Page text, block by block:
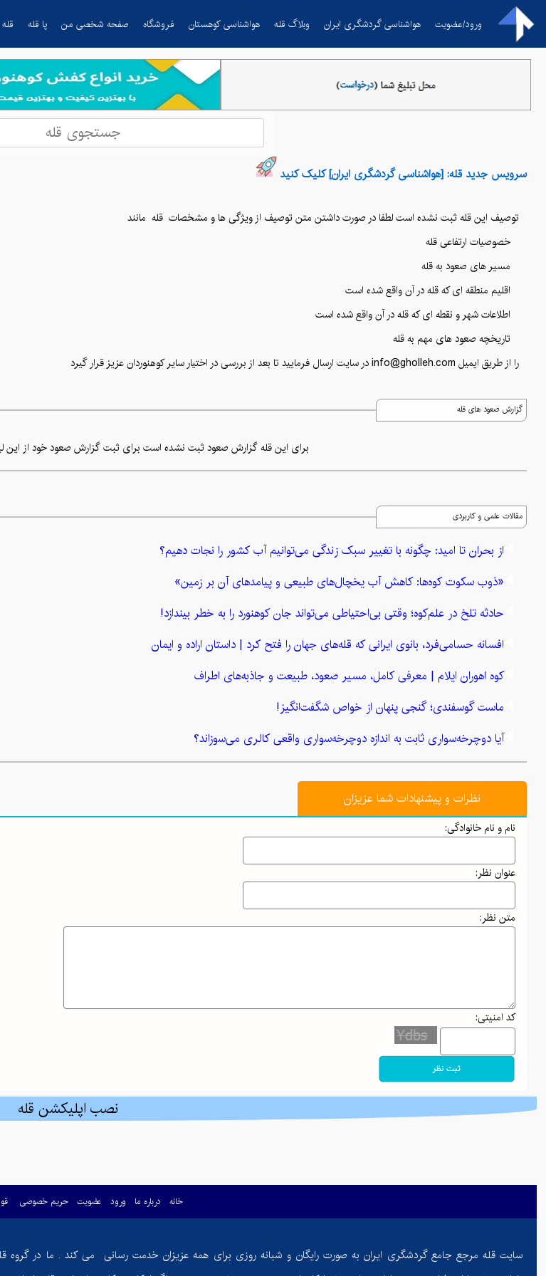
ورود/عضویت هواشناسی گردشگری ایران وبلاگ قله هواشناسی کوهستان فروشگاه صفحه شخصی من پا قله
سرویس جدید قله: [هواشناسی گردشگری ایران] کلیک کنید
توصیف این قله ثبت نشده است لطفا در صورت داشتن متن توصیف از ویژگی ها و مشخصات قله مانند
خصوصیات ارتفاعی قله
مسیر های صعود به قله
اقلیم منطقه ای که قله در آن واقع شده است
اطلاعات شهر و نقطه ای که قله در آن واقع شده است
تاریخچه صعود های مهم به قله
را از طریق ایمیل info@gholleh.comدر سایت ارسال فرمایید تا بعد از بررسی در اختیار سایر کوهنوردان عزیز قرار گیرد
گزارش صعود های قله
برای این قله گزارش صعود ثبت نشده است برای ثبت گزارش صعود خود از این لینک
مقالات علمی و کاربردی
از بحران تا امید: چگونه با تغییر سبک زندگی می‌توانیم آب کشور را نجات دهیم؟
«ذوب سکوت کوه‌ها: کاهش آب یخچال‌های طبیعی و پیامدهای آن بر زمین»
حادثه تلخ در علم‌کوه؛ وقتی بی‌احتیاطی می‌تواند جان کوهنورد را به خطر بیندازد!
افسانه حسامی‌فرد، بانوی ایرانی که قله‌های جهان را فتح کرد | داستان اراده و ایمان
کوه اهوران ایلام | معرفی کامل، مسیر صعود، طبیعت و جاذبه‌های اطراف
ماست گوسفندی؛ گنجی پنهان از خواص شگفت‌انگیز!
آیا دوچرخه‌سواری ثابت به اندازه دوچرخه‌سواری واقعی کالری می‌سوزاند؟
رازهای طلایی خوشبختی: چگونه زندگی شادتر و پربارتری بسازیم؟
راز روغن‌ها: چگونه چربی‌های سالم عضله‌سازی شما را تقویت می‌کنند؟
"هگمتانه؛ نخستین پایتخت ایران و گنجینه‌ای از تمدن باستان"
معرفی کتاب رهایی از قید و بندهای ذهنی نوشته وین دایر
چگونه با تمرینات ساده و مؤثر شکم افتاده خود را به فرم ایده‌آل برسانیم؟
فواید و خطرات مغز گوساله برای سلامتی: گنجینه‌ای از مواد مغذی یا خطری پنهان؟
والدین هلیکوپتری و اثرات آن بر رشد خودمختاری
جذاب‌ترین مقاصد پاییزی ایران: از جادوی جنگل‌های شمال تا آرامش کویرهای بکر
چطور زندگی‌تان را تحت کنترل درآورید: معرفی کتاب "ذهن حواس جمع"
نظرات و پیشنهادات شما عزیزان
نام و نام خانوادگی:
عنوان نظر:
متن نظر:
کد امنیتی:
نصب اپلیکشن قله
خانه درباره ما ورود عضویت حریم خصوصی
سایت قله مرجع جامع گردشگری ایران به صورت رایگان و شبانه روزی برای همه عزیزان خدمت رسانی می کند . ما در گروه